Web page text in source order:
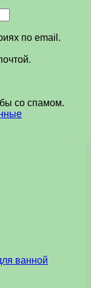
по email.
со спамом.
ванной